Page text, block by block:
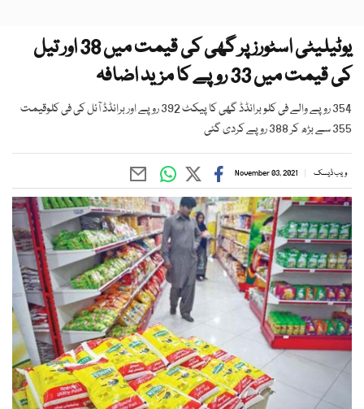
یوٹیلیٹی اسٹورز پر گھی کی قیمت میں 38 اور تیل
کی قیمت میں 33 روپے کا مزید اضافہ
354 روپے والے فی کلو برانڈڈ گھی کا پیکٹ 392 روپے اور برانڈڈ آئل کی فی کلوقیمت
355 سے بڑھ کر 388 روپے کردی گئی
ویب ڈیسک November 03, 2021